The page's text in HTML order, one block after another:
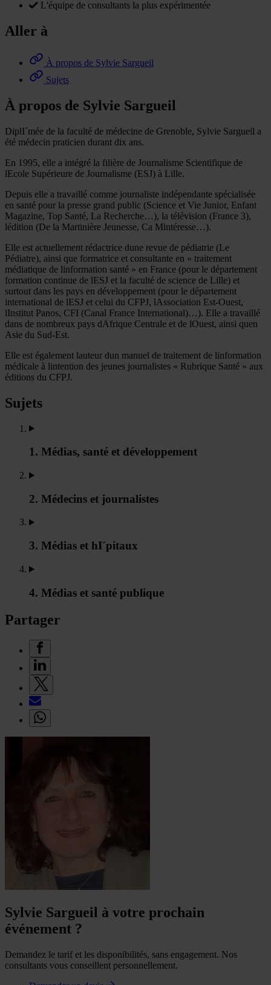
L'équipe de consultants la plus expérimentée
Aller à
À propos de Sylvie Sargueil
Sujets
À propos de Sylvie Sargueil
DiplI´mée de la faculté de médecine de Grenoble, Sylvie Sargueil a
été médecin praticien durant dix ans.
En 1995, elle a intégré la filière de Journalisme Scientifique de
lEcole Supérieure de Journalisme (ESJ) à Lille.
Depuis elle a travaillé comme journaliste indépendante spécialisée
en santé pour la presse grand public (Science et Vie Junior, Enfant
Magazine, Top Santé, La Recherche…), la télévision (France 3),
lédition (De la Martinière Jeunesse, Ca Mintéresse…).
Elle est actuellement rédactrice dune revue de pédiatrie (Le
Pédiatre), ainsi que formatrice et consultante en « traitement
médiatique de linformation santé » en France (pour le département
formation continue de lESJ et la faculté de science de Lille) et
surtout dans les pays en développement (pour le département
international de lESJ et celui du CFPJ, lAssociation Est-Ouest,
lInstitut Panos, CFI (Canal France International)…). Elle a travaillé
dans de nombreux pays dAfrique Centrale et de lOuest, ainsi quen
Asie du Sud-Est.
Elle est également lauteur dun manuel de traitement de linformation
médicale à lintention des jeunes journalistes « Rubrique Santé » aux
éditions du CFPJ.
Sujets
1. Médias, santé et développement
2. Médecins et journalistes
3. Médias et hI´pitaux
4. Médias et santé publique
Partager
Sylvie Sargueil à votre prochain
événement ?
Demandez le tarif et les disponibilités, sans engagement. Nos
consultants vous conseillent personnellement.